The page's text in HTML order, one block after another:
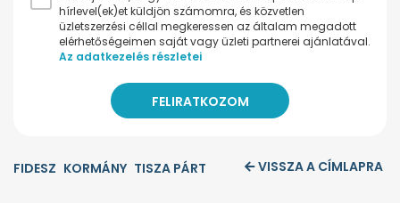
hírlevel(ek)et küldjön számomra, és közvetlen
üzletszerzési céllal megkeressen az általam megadott
elérhetőségeimen saját vagy üzleti partnerei ajánlatával.
Az adatkezelés részletei
FIDESZ KORMÁNY TISZA PÁRT VISSZA A CÍMLAPRA